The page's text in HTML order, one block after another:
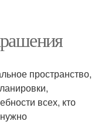
пространство,
всех, кто